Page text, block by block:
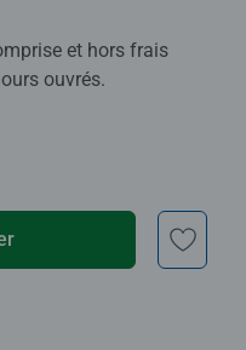
et hors frais
ouvrés.